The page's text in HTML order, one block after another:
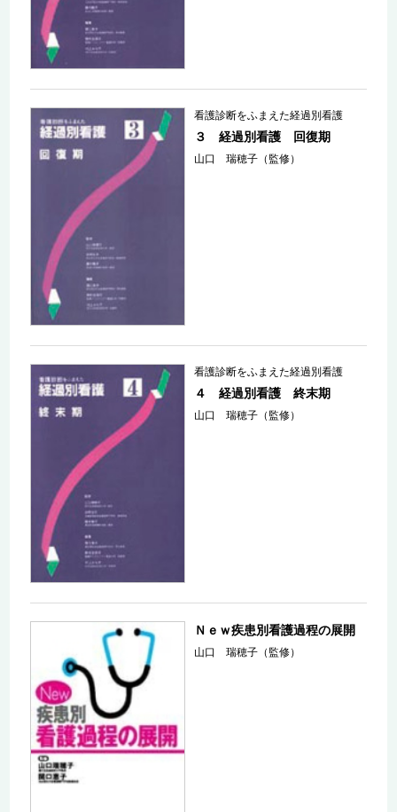
看護診断をふまえた経過別看護
３ 経過別看護 回復期
山口 瑞穂子（監修）
看護診断をふまえた経過別看護
４ 経過別看護 終末期
山口 瑞穂子（監修）
Ｎｅｗ疾患別看護過程の展開
山口 瑞穂子（監修）